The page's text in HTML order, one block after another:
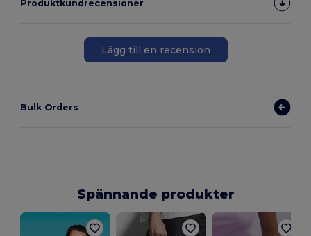
Produktkundrecensioner
Lägg till en recension
Bulk Orders
Spännande produkter